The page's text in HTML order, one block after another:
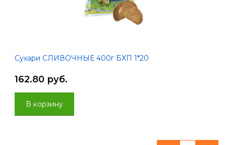
Сухари СЛИВОЧНЫЕ 400г БХП 1*20
162.80 руб.
В корзину